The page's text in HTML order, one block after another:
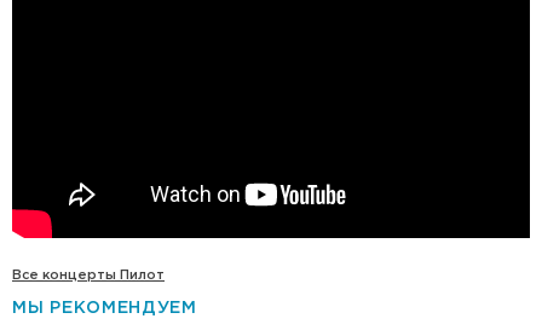
Все концерты Пилот
МЫ РЕКОМЕНДУЕМ